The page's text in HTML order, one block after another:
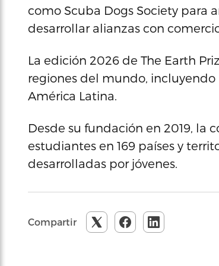
como Scuba Dogs Society para
desarrollar alianzas con
La edición 2026 de The Earth
regiones del mundo, incluyendo
América Latina.
Desde su fundación en 2019, la
estudiantes en 169 países y
desarrolladas por jóvenes.
Compartir